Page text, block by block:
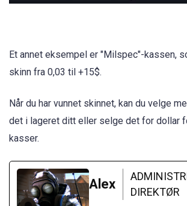
Et annet eksempel er "Milspec"-kassen,
skinn fra 0,03 til +15$.
Når du har vunnet skinnet, kan du velge
det i lageret ditt eller selge det for dollar
kasser.
Alex
DIREKTØR